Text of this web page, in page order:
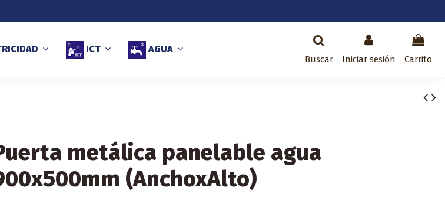
ICT AGUA
Buscar Iniciar sesión Carrito
metálica panelable agua
(AnchoxAlto)